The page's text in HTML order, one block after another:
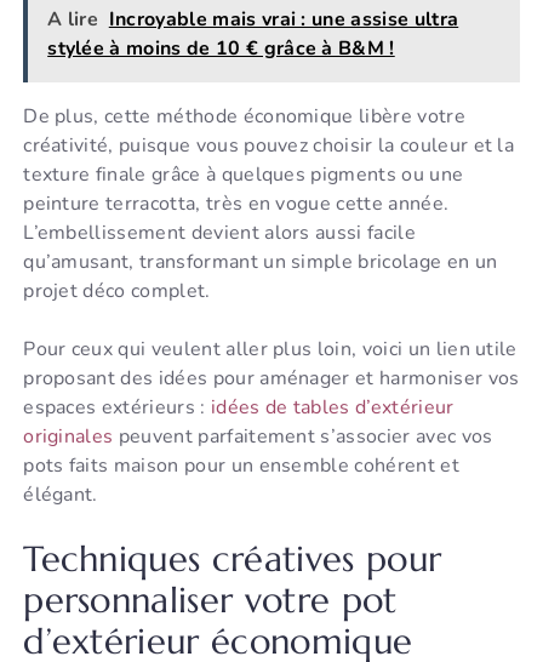
A lire Incroyable mais vrai : une assise ultra
stylée à moins de 10 € grâce à B&M !
De plus, cette méthode économique libère votre
créativité, puisque vous pouvez choisir la couleur et la
texture finale grâce à quelques pigments ou une
peinture terracotta, très en vogue cette année.
L’embellissement devient alors aussi facile
qu’amusant, transformant un simple bricolage en un
projet déco complet.
Pour ceux qui veulent aller plus loin, voici un lien utile
proposant des idées pour aménager et harmoniser vos
espaces extérieurs : idées de tables d’extérieur
originales peuvent parfaitement s’associer avec vos
pots faits maison pour un ensemble cohérent et
élégant.
Techniques créatives pour
personnaliser votre pot
d’extérieur économique